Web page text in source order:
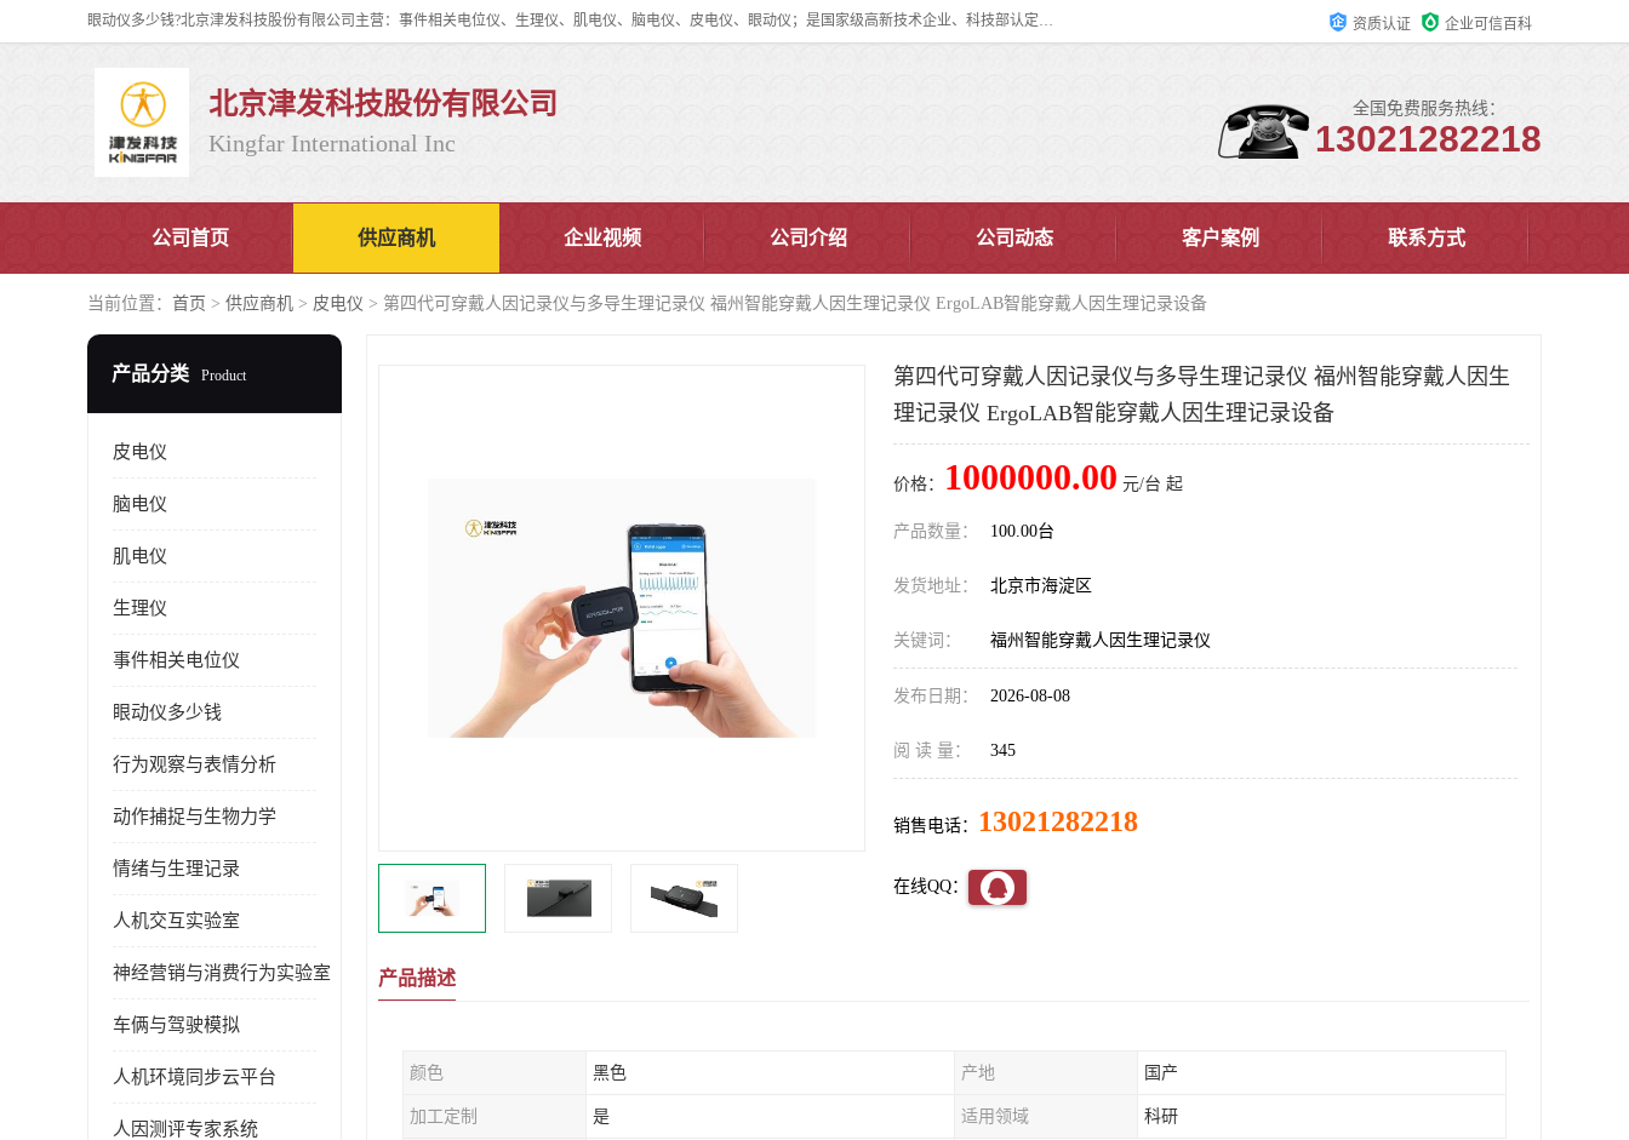
眼动仪多少钱?北京津发科技股份有限公司主营：事件相关电位仪、生理仪、肌电仪、脑电仪、皮电仪、眼动仪；是国家级高新技术企业、科技部认定的科技型中小企业和中关村高新技术企业，具备保密资格，具备自主进出口经营权；自主研发技术、产品与服务荣获多项省部级科学技术奖励、国家发明专利、国家软件著作权和省部级新技术新产品（服务）认证。 资质认证 企业可信百科
北京津发科技股份有限公司
Kingfar International Inc
全国免费服务热线：
13021282218
公司首页 供应商机 企业视频 公司介绍 公司动态 客户案例 联系方式
当前位置： 首页 > 供应商机 > 皮电仪 > 第四代可穿戴人因记录仪与多导生理记录仪 福州智能穿戴人因生理记录仪 ErgoLAB智能穿戴人因生理记录设备
产品分类 Product
皮电仪
脑电仪
肌电仪
生理仪
事件相关电位仪
眼动仪多少钱
行为观察与表情分析
动作捕捉与生物力学
情绪与生理记录
人机交互实验室
神经营销与消费行为实验室
车俩与驾驶模拟
人机环境同步云平台
人因测评专家系统
第四代可穿戴人因记录仪与多导生理记录仪 福州智能穿戴人因生
理记录仪 ErgoLAB智能穿戴人因生理记录设备
价格： 1000000.00 元/台 起
产品数量： 100.00台
发货地址： 北京市海淀区
关键词： 福州智能穿戴人因生理记录仪
发布日期： 2026-08-08
阅 读 量： 345
销售电话： 13021282218
在线QQ：
产品描述
颜色 黑色 产地 国产
加工定制 是 适用领域 科研